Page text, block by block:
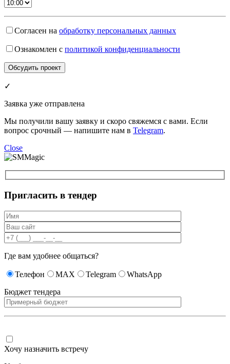
Согласен на обработку персональных данных
Ознакомлен с политикой конфиденциальности
✓
Заявка уже отправлена
Мы получили вашу заявку и скоро свяжемся с вами. Если
вопрос срочный — напишите нам в Telegram.
Close
Пригласить в тендер
Где вам удобнее общаться?
Телефон MAX Telegram
WhatsApp
Бюджет тендера
Хочу назначить встречу